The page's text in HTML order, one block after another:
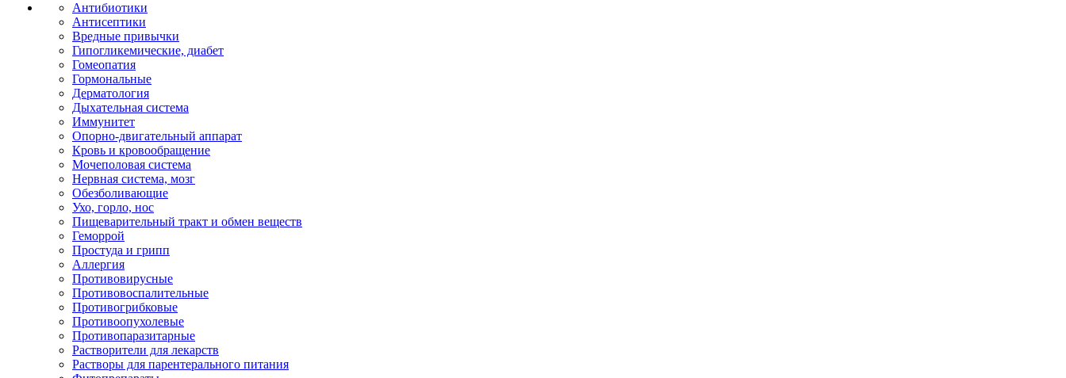
Антибиотики
Антисептики
Вредные привычки
Гипогликемические, диабет
Гомеопатия
Гормональные
Дерматология
Дыхательная система
Иммунитет
Опорно-двигательный аппарат
Кровь и кровообращение
Мочеполовая система
Нервная система, мозг
Обезболивающие
Ухо, горло, нос
Пищеварительный тракт и обмен веществ
Геморрой
Простуда и грипп
Аллергия
Противовирусные
Противовоспалительные
Противогрибковые
Противоопухолевые
Противопаразитарные
Растворители для лекарств
Растворы для парентерального питания